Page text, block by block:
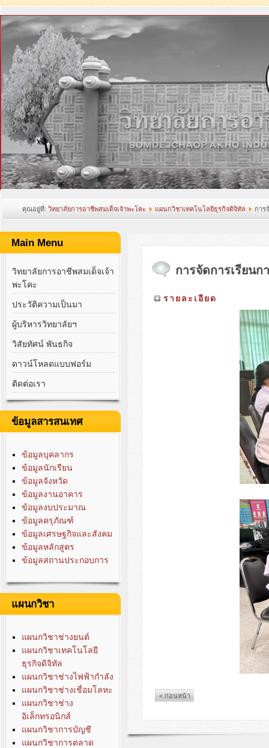
คุณอยู่ที่: วิทยาลัยการอาชีพสมเด็จเจ้าพะโคะ แผนกวิชาเทคโนโลยีธุรกิจดิจิทัล
การ
ดิจิทัล
Main Menu
วิทยาลัยการอาชีพสมเด็จเจ้า
พะโคะ
ประวัติความเป็นมา
ผู้บริหารวิทยาลัยฯ
วิสัยทัศน์ พันธกิจ
ดาวน์โหลดแบบฟอร์ม
ติดต่อเรา
ข้อมูลสารสนเทศ
ข้อมูลบุคลากร
ข้อมูลนักเรียน
ข้อมูลจังหวัด
ข้อมูลงานอาคาร
ข้อมูลงบประมาณ
ข้อมูลครุภัณฑ์
ข้อมูลเศรษฐกิจและสังคม
ข้อมูลหลักสูตร
ข้อมูลสถานประกอบการ
แผนกวิชา
แผนกวิชาช่างยนต์
แผนกวิชาเทคโนโลยี
ธุรกิจดิจิทัล
แผนกวิชาช่างไฟฟ้ากำลัง
แผนกวิชาช่างเชื่อมโลหะ
แผนกวิชาช่าง
อิเล็กทรอนิกส์
แผนกวิชาการบัญชี
แผนกวิชาการตลาด
การจัดการเรียน
รายละเอียด
< ก่อนหน้า